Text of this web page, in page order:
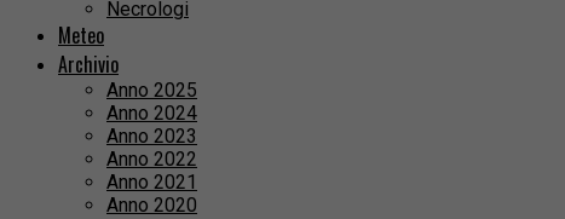
Necrologi
Meteo
Archivio
Anno 2025
Anno 2024
Anno 2023
Anno 2022
Anno 2021
Anno 2020